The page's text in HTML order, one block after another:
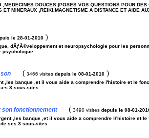
,MEDECINES DOUCES (POSES VOS QUESTIONS POUR
MINERAUX ,REIKI,MAGNETISME A DISTANCE ET AIDE
le 28-01-2010 )
dÃƒÂ©veloppement et neuropsychologie pour les
( 3466 visites depuis le 08-01-2010 )
,les banque ,et il vous aide a comprendre l'histoire et le
3 sous-sites
son fonctionnement( 3490 visites depuis le 08-01-
,les banque ,et il vous aide a comprendre l\'histoire et
ses 3 sous-sites